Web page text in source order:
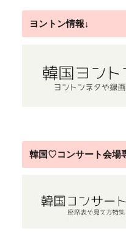
ヨントン情報↓
韓国♡コンサート会場